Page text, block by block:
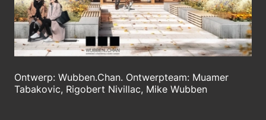
Ontwerp: Wubben.Chan. Ontwerpteam: Muamer
Tabakovic, Rigobert Nivillac, Mike Wubben